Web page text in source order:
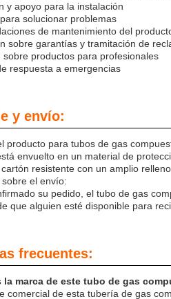
y apoyo para la instalación
solucionar problemas
de mantenimiento del
sobre garantías y tramitación de
sobre productos para profesionales
respuesta a emergencias
y envío:
producto para tubos de gas
envuelto en un material de
resistente con un amplio
el envío:
su pedido, el tubo de gas
que alguien esté disponible para
frecuentes:
la marca de este tubo de gas
comercial de esta tubería de gas